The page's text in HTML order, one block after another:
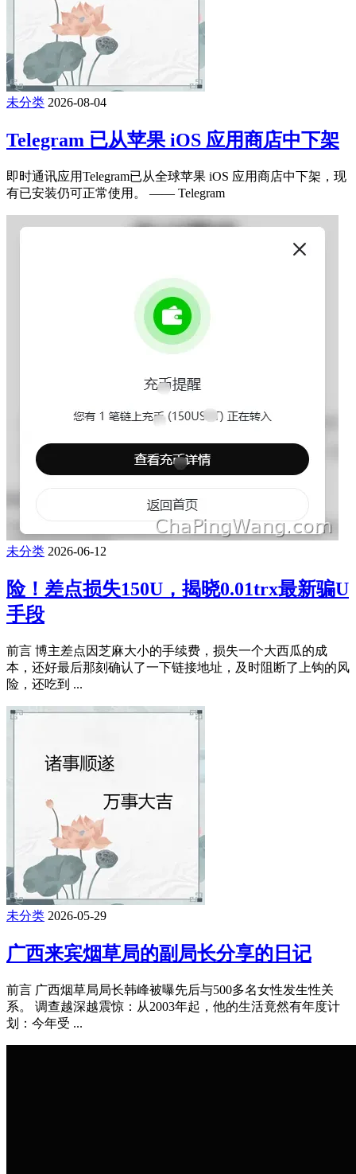
未分类 2026-08-04
Telegram 已从苹果 iOS 应用商店中下架
即时通讯应用Telegram已从全球苹果 iOS 应用商店中下架，现
有已安装仍可正常使用。 —— Telegram
未分类 2026-06-12
险！差点损失150U，揭晓0.01trx最新骗U
手段
前言 博主差点因芝麻大小的手续费，损失一个大西瓜的成
本，还好最后那刻确认了一下链接地址，及时阻断了上钩的风
险，还吃到 ...
未分类 2026-05-29
广西来宾烟草局的副局长分享的日记
前言 广西烟草局局长韩峰被曝先后与500多名女性发生性关
系。 调查越深越震惊：从2003年起，他的生活竟然有年度计
划：今年受 ...